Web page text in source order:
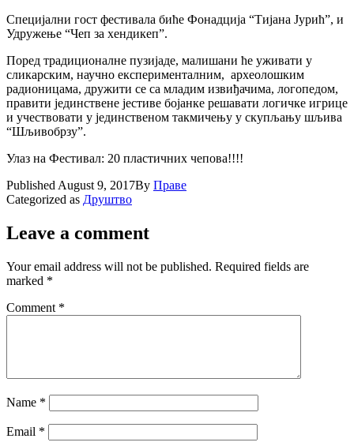
Специјални гост фестивала биће Фонадција “Тијана Јурић”, и
Удружење “Чеп за хендикеп”.
Поред традиционалне пузијаде, малишани ће уживати у
сликарским, научно експерименталним, археолошким
радионицама, дружити се са младим извиђачима, логопедом,
правити јединствене јестиве бојанке решавати логичке игрице
и учествовати у јединственом такмичењу у скупљању шљива
“Шљивобрзу”.
Улаз на Фестивал: 20 пластичних чепова!!!!
Published August 9, 2017By Праве
Categorized as Друштво
Leave a comment
Your email address will not be published. Required fields are
marked *
Comment *
Name *
Email *